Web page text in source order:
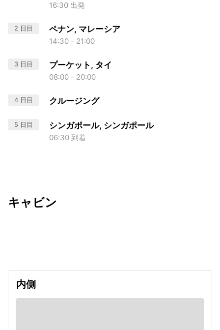
16:30 出発
2 日目 ペナン, マレーシア
14:30 - 21:00
3 日目 プーケット, タイ
08:00 - 20:00
4 日目 クルージング
5 日目 シンガポール, シンガポール
06:30 到着
キャビン
内側